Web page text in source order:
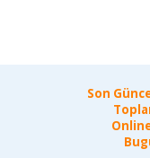
Son